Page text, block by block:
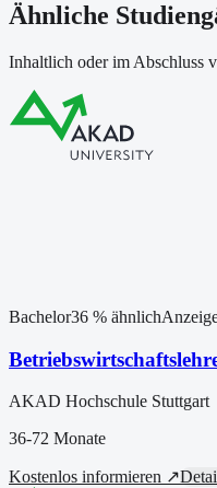
Ähnliche
Inhaltlich oder im Abschluss
Bachelor36 % ähnlich
AKAD Hochschule Stuttgart
36-72 Monate
Kostenlos informieren ↗